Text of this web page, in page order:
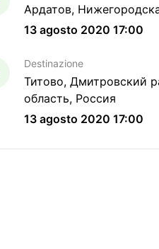
Ардатов,
13 agosto 2020 17:00
Destinazione
Титово, Дмитровский
область, Россия
13 agosto 2020 17:00